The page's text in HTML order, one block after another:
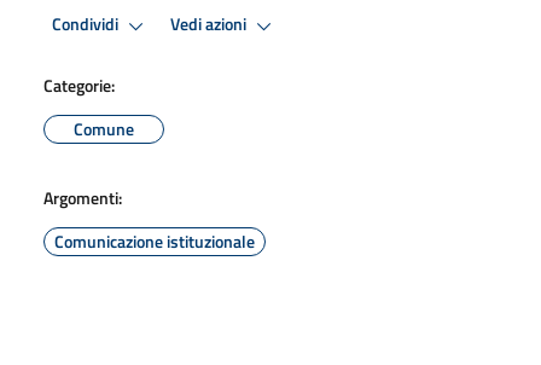
Condividi Vedi azioni
Categorie:
Comune
Argomenti:
Comunicazione istituzionale